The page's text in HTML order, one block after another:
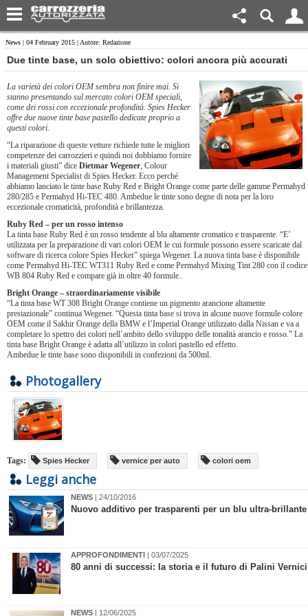
News | 04 February 2015 | Autore: Redazione
Due tinte base, un solo obiettivo: colori ancora più accurati
La varietà dei colori OEM sembra non finire mai. Si
stanno presentando sul mercato colori OEM speciali,
come dei rossi con eccezionale profondità. Spies Hecker
offre due nuove tinte base pastello dedicate proprio a
questi colori.
“La riparazione di queste vetture richiede tutte le migliori
competenze dei carrozzieri e quindi noi dobbiamo fornire
i materiali giusti” dice Dietmar Wegener, Colour
Management Specialist di Spies Hecker. Ecco perché
abbiamo lanciato le tinte base Ruby Red e Bright Orange come parte delle gamme Permahyd
280/285 e Permahyd Hi-TEC 480. Ambedue le tinte sono degne di nota per la loro
eccezionale cromaticità, profondità e brillantezza.
Ruby Red – per un rosso intenso
La tinta base Ruby Red è un rosso tendente al blu altamente cromatico e trasparente. “E’
utilizzata per la preparazione di vari colori OEM le cui formule possono essere scaricate dal
software di ricerca colore Spies Hecker” spiega Wegener. La nuova tinta base è disponibile
come Permahyd Hi-TEC WT311 Ruby Red e come Permahyd Mixing Tint 280 con il codice
WB 804 Ruby Red e compare già in oltre 40 formule..
Bright Orange – straordinariamente visibile
“La tinta base WT 308 Bright Orange contiene un pigmento arancione altamente
prestazionale” continua Wegener. “Questa tinta base si trova in alcune nuove formule colore
OEM come il Sakhir Orange della BMW e l’Imperial Orange utilizzato dalla Nissan e va a
completare lo spettro dei colori nell’ambito dello sviluppo delle tonalità arancio e rosso.” La
tinta base Bright Orange è adatta all’utilizzo in colori pastello ed effetto.
Ambedue le tinte base sono disponibili in confezioni da 500ml.
Photogallery
Tags: Spies Hecker vernice per auto colori oem
Leggi anche
NEWS | 24/10/2016
Nuovo additivo per trasparenti per un blu ultra-brillante
APPROFONDIMENTI | 03/07/2025
80 anni di successi: la storia e il futuro di Palini Vernici
NEWS | 12/06/2025